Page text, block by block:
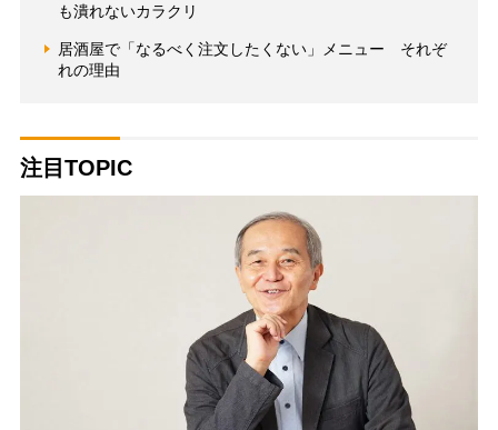
も潰れないカラクリ
居酒屋で「なるべく注文したくない」メニュー それぞ
れの理由
注目TOPIC